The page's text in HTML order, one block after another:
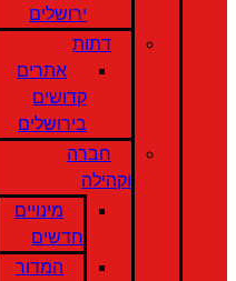
ירושלים
דתות
אתרים
קדושים
בירושלים
חברה
וקהילה
מינויים
חדשים
המדור